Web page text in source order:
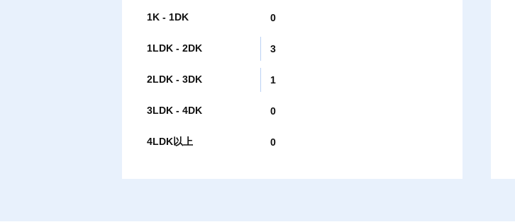
1K - 1DK 0
1LDK - 2DK 3
2LDK - 3DK 1
3LDK - 4DK 0
4LDK以上 0